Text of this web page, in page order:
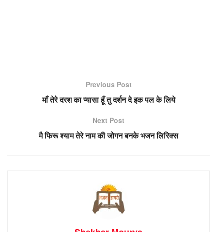
Previous Post
माँ तेरे दरश का प्यासा हूँ तु दर्शन दे इक पल के लिये
Next Post
मै फिरू श्याम तेरे नाम की जोगन बनके भजन लिरिक्स